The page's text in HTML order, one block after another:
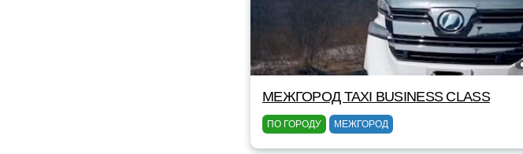
МЕЖГОРОД TAXI BUSINESS CLASS
ПО ГОРОДУ МЕЖГОРОД